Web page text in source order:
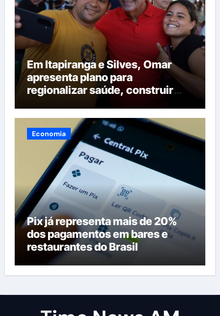
Em Itapiranga e Silves, Omar
apresenta plano para
regionalizar saúde, construir
maternidades e hospital regional
em Itacoatiara
Economia
Pix já representa mais de 20%
dos pagamentos em bares e
restaurantes do Brasil